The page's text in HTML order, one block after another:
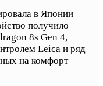
в Японии
получило
8s Gen 4,
Leica и ряд
на комфорт